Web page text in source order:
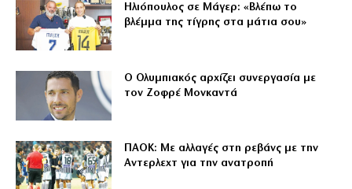
Ηλιόπουλος σε Μάγερ: «Βλέπω το
βλέμμα της τίγρης στα μάτια σου»
Ο Ολυμπιακός αρχίζει συνεργασία με
τον Ζοφρέ Μονκαντά
ΠΑΟΚ: Με αλλαγές στη ρεβάνς με την
Αντερλεχτ για την ανατροπή